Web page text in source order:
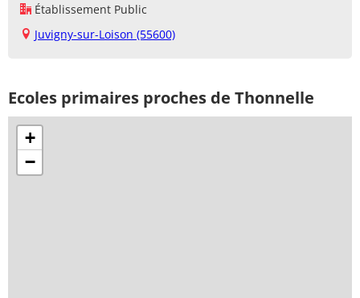
Établissement Public
Juvigny-sur-Loison (55600)
Ecoles primaires proches de Thonnelle
+
−